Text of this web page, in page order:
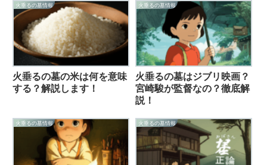
火垂るの墓情報
火垂るの墓の米は何を意味
する？解説します！
火垂るの墓情報
火垂るの墓はジブリ映画？
宮崎駿が監督なの？徹底解
説！
火垂るの墓情報 火垂るの墓情報